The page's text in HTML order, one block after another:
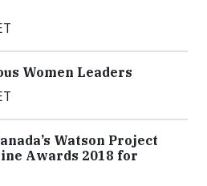
Women Leaders
Watson Project
Awards 2018 for